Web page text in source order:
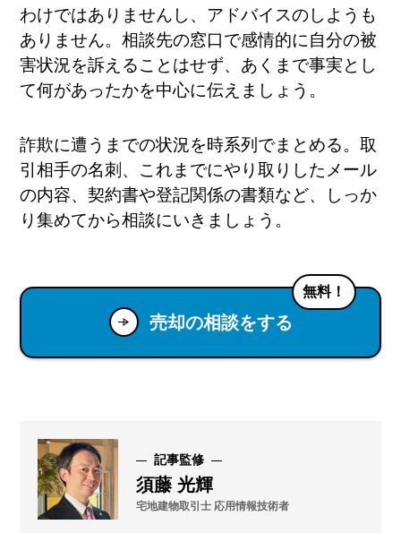
わけではありませんし、アドバイスのしようも
ありません。相談先の窓口で感情的に自分の被
害状況を訴えることはせず、あくまで事実とし
て何があったかを中心に伝えましょう。
詐欺に遭うまでの状況を時系列でまとめる。取
引相手の名刺、これまでにやり取りしたメール
の内容、契約書や登記関係の書類など、しっか
り集めてから相談にいきましょう。
売却の相談をする
無料！
記事監修
須藤 光輝
宅地建物取引士 応用情報技術者